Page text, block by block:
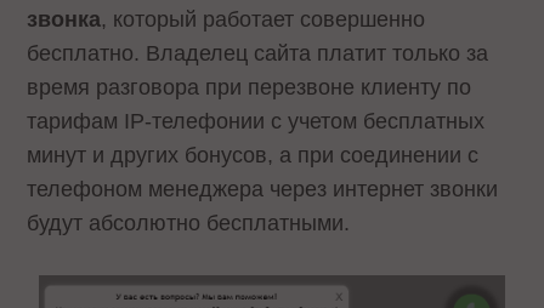
звонка, который работает совершенно
бесплатно. Владелец сайта платит только за
время разговора при перезвоне клиенту по
тарифам IP-телефонии с учетом бесплатных
минут и других бонусов, а при соединении с
телефоном менеджера через интернет звонки
будут абсолютно бесплатными.